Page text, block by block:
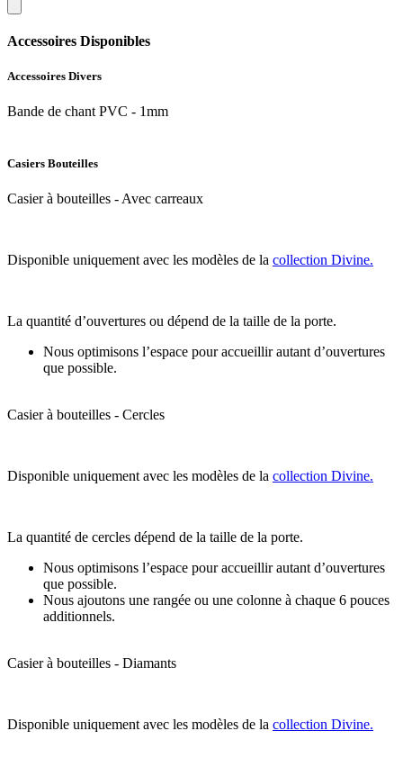
Accessoires Disponibles
Accessoires Divers
Bande de chant PVC - 1mm
Casiers Bouteilles
Casier à bouteilles - Avec carreaux
Disponible uniquement avec les modèles de la collection Divine.
La quantité d’ouvertures ou dépend de la taille de la porte.
Nous optimisons l’espace pour accueillir autant d’ouvertures
que possible.
Casier à bouteilles - Cercles
Disponible uniquement avec les modèles de la collection Divine.
La quantité de cercles dépend de la taille de la porte.
Nous optimisons l’espace pour accueillir autant d’ouvertures
que possible.
Nous ajoutons une rangée ou une colonne à chaque 6 pouces
additionnels.
Casier à bouteilles - Diamants
Disponible uniquement avec les modèles de la collection Divine.